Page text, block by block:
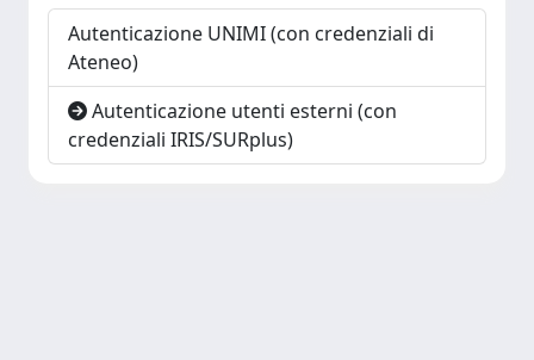
Autenticazione UNIMI (con credenziali di
Ateneo)
Autenticazione utenti esterni (con
credenziali IRIS/SURplus)